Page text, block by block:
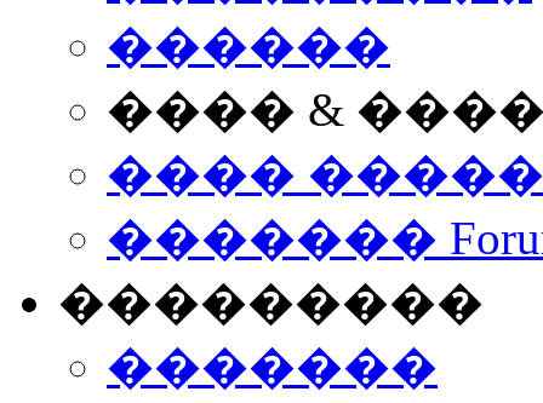
������
���� &
����
�������
���������
�������